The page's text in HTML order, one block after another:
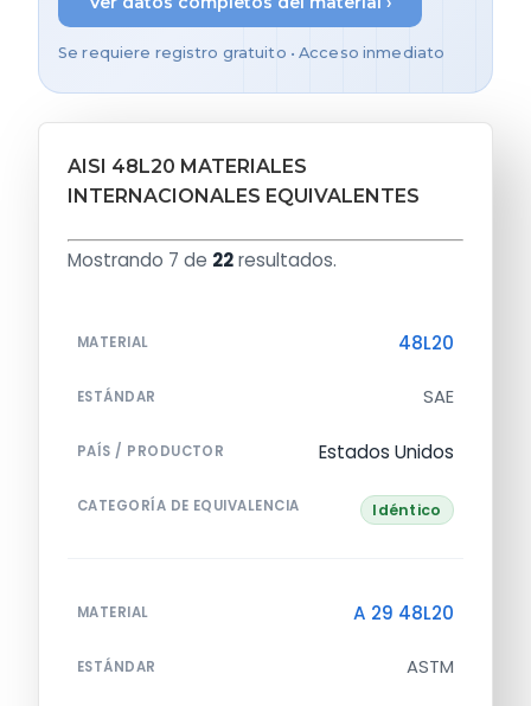
Se requiere registro gratuito • Acceso inmediato
AISI 48L20 MATERIALES
INTERNACIONALES EQUIVALENTES
Mostrando 7 de 22resultados.
MATERIAL 48L20
ESTÁNDAR SAE
PAÍS / PRODUCTOR Estados Unidos
CATEGORÍA DE EQUIVALENCIA Idéntico
MATERIAL A 29 48L20
ESTÁNDAR ASTM